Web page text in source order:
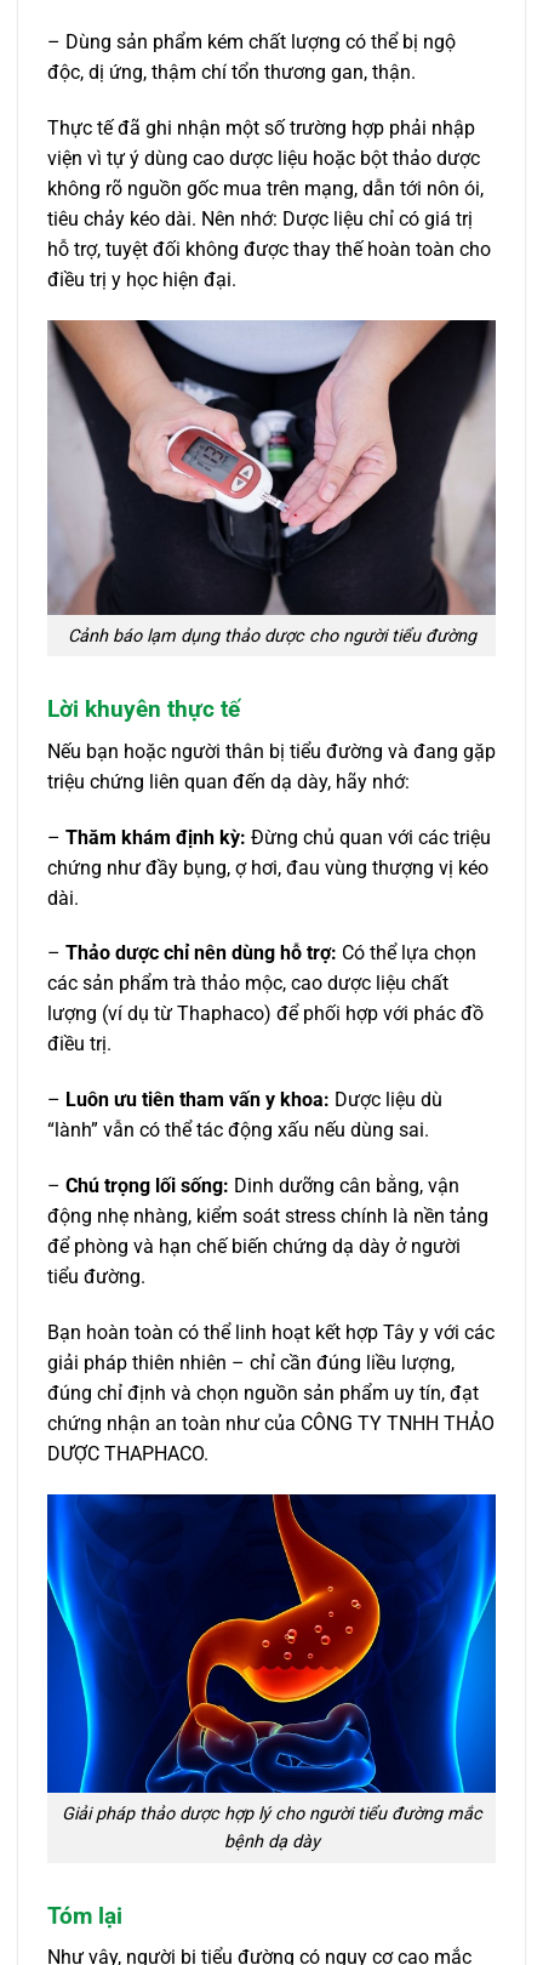
– Dùng sản phẩm kém chất lượng có thể bị ngộ
độc, dị ứng, thậm chí tổn thương gan, thận.
Thực tế đã ghi nhận một số trường hợp phải nhập
viện vì tự ý dùng cao dược liệu hoặc bột thảo dược
không rõ nguồn gốc mua trên mạng, dẫn tới nôn ói,
tiêu chảy kéo dài. Nên nhớ: Dược liệu chỉ có giá trị
hỗ trợ, tuyệt đối không được thay thế hoàn toàn cho
điều trị y học hiện đại.
Cảnh báo lạm dụng thảo dược cho người tiểu đường
Lời khuyên thực tế
Nếu bạn hoặc người thân bị tiểu đường và đang gặp
triệu chứng liên quan đến dạ dày, hãy nhớ:
– Thăm khám định kỳ: Đừng chủ quan với các triệu
chứng như đầy bụng, ợ hơi, đau vùng thượng vị kéo
dài.
– Thảo dược chỉ nên dùng hỗ trợ: Có thể lựa chọn
các sản phẩm trà thảo mộc, cao dược liệu chất
lượng (ví dụ từ Thaphaco) để phối hợp với phác đồ
điều trị.
– Luôn ưu tiên tham vấn y khoa: Dược liệu dù
“lành” vẫn có thể tác động xấu nếu dùng sai.
– Chú trọng lối sống: Dinh dưỡng cân bằng, vận
động nhẹ nhàng, kiểm soát stress chính là nền tảng
để phòng và hạn chế biến chứng dạ dày ở người
tiểu đường.
Bạn hoàn toàn có thể linh hoạt kết hợp Tây y với các
giải pháp thiên nhiên – chỉ cần đúng liều lượng,
đúng chỉ định và chọn nguồn sản phẩm uy tín, đạt
chứng nhận an toàn như của CÔNG TY TNHH THẢO
DƯỢC THAPHACO.
Giải pháp thảo dược hợp lý cho người tiểu đường mắc
bệnh dạ dày
Tóm lại
Như vậy, người bị tiểu đường có nguy cơ cao mắc